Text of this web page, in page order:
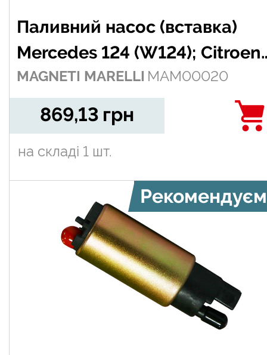
Паливний насос (вставка)
Mercedes 124 (W124); Citroen
Jumpy I, Saxo; Fiat
Panda, Panda/Hatchback,
Punto, Seicento / 600; Lancia
Y; Opel Astra F 1170A1.000-
Xu10Mz
MAGNETI MARELLI MAM00020
869,13 грн
на складі 1 шт.